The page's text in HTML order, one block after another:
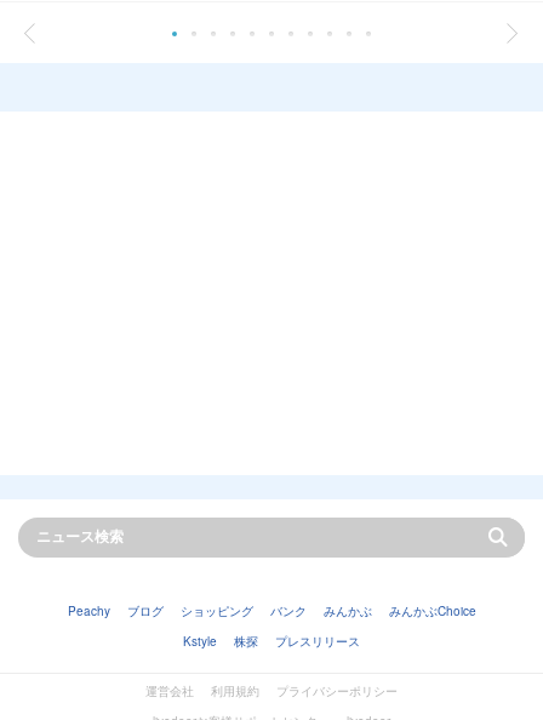
Peachy ブログ ショッピング バンク みんかぶ
みんかぶChoice
Kstyle
株探 プレスリリース
運営会社 利用規約
プライバシーポリシー